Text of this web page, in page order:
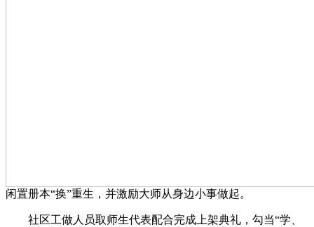
闲置册本“换”重生，并激励大师从身边小事做起。
社区工做人员取师生代表配合完成上架典礼，勾当“学、